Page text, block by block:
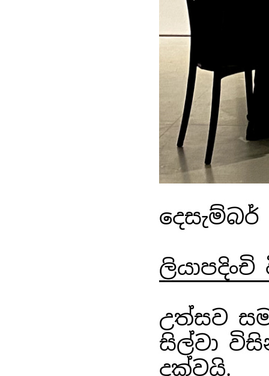
දෙසැම්බර්
උත්සව
සිල්වා
දක්වයි.